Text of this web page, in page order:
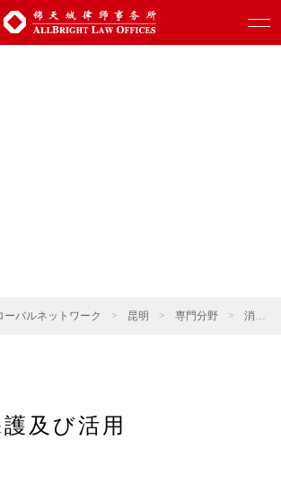
ーバルネットワーク > 昆明 > 専門分野 > 消費・小売
及び活用